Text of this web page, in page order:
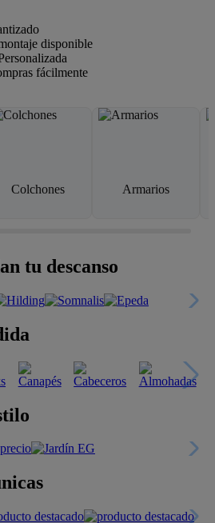
disponible
fácilmente
Colchones Armarios
tu descanso